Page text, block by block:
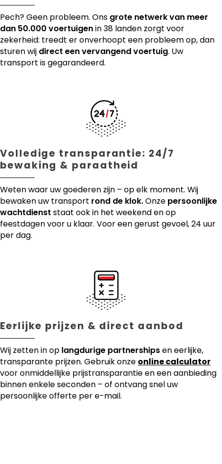
Pech? Geen probleem. Ons grote netwerk van meer
dan 50.000 voertuigenin 38 landen zorgt voor
zekerheid: treedt er onverhoopt een probleem op, dan
sturen wij direct een vervangend voertuig. Uw
transport is gegarandeerd.
Volledige transparantie: 24/7
bewaking & paraatheid
Weten waar uw goederen zijn – op elk moment. Wij
bewaken uw transport rond de klok.Onze persoonlijke
wachtdienst staat ook in het weekend en op
feestdagen voor u klaar. Voor een gerust gevoel, 24 uur
per dag.
Eerlijke prijzen & direct aanbod
Wij zetten in op langdurige partnershipsen eerlijke,
transparante prijzen. Gebruik onze online calculator
voor onmiddellijke prijstransparantie en een aanbieding
binnen enkele seconden – of ontvang snel uw
persoonlijke offerte per e-mail.